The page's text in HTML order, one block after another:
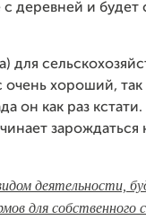
с деревней и будет
для
хороший, так
он как раз
зарождаться
деятельности,
для собственного